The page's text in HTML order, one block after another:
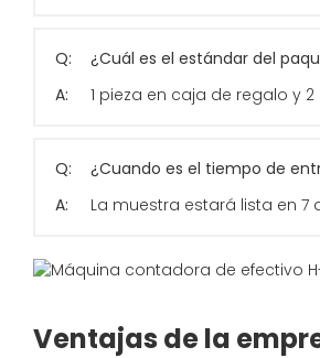
Q:
¿Cuál es el estándar del
A:
1 pieza en caja de regalo y
Q:
¿Cuando es el tiempo de
A:
La muestra estará lista en
Ventajas de la